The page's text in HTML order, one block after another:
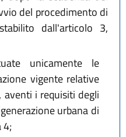
del procedimento di
dall'articolo 3,
unicamente le
vigente relative
i requisiti degli
urbana di
4;